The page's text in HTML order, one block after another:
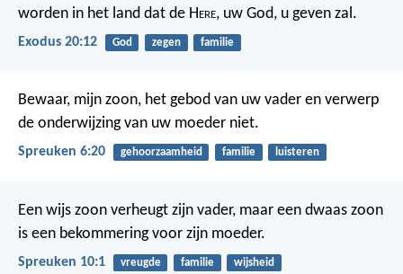
worden in het land dat de Here, uw God, u geven zal.
Exodus 20:12 God zegen familie
Bewaar, mijn zoon, het gebod van uw vader en verwerp
de onderwijzing van uw moeder niet.
Spreuken 6:20 gehoorzaamheid familie luisteren
Een wijs zoon verheugt zijn vader, maar een dwaas zoon
is een bekommering voor zijn moeder.
Spreuken 10:1 vreugde familie wijsheid